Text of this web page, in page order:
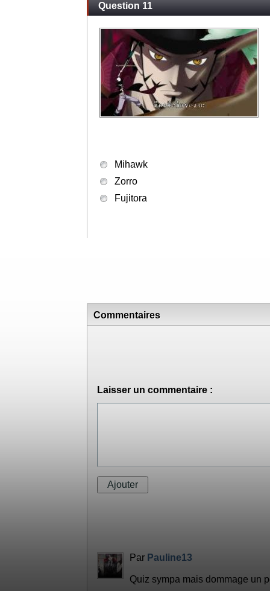
Question 11
Mihawk
Zorro
Fujitora
Commentaires
Laisser un commentaire :
Par Pauline13
Quiz sympa mais dommage un